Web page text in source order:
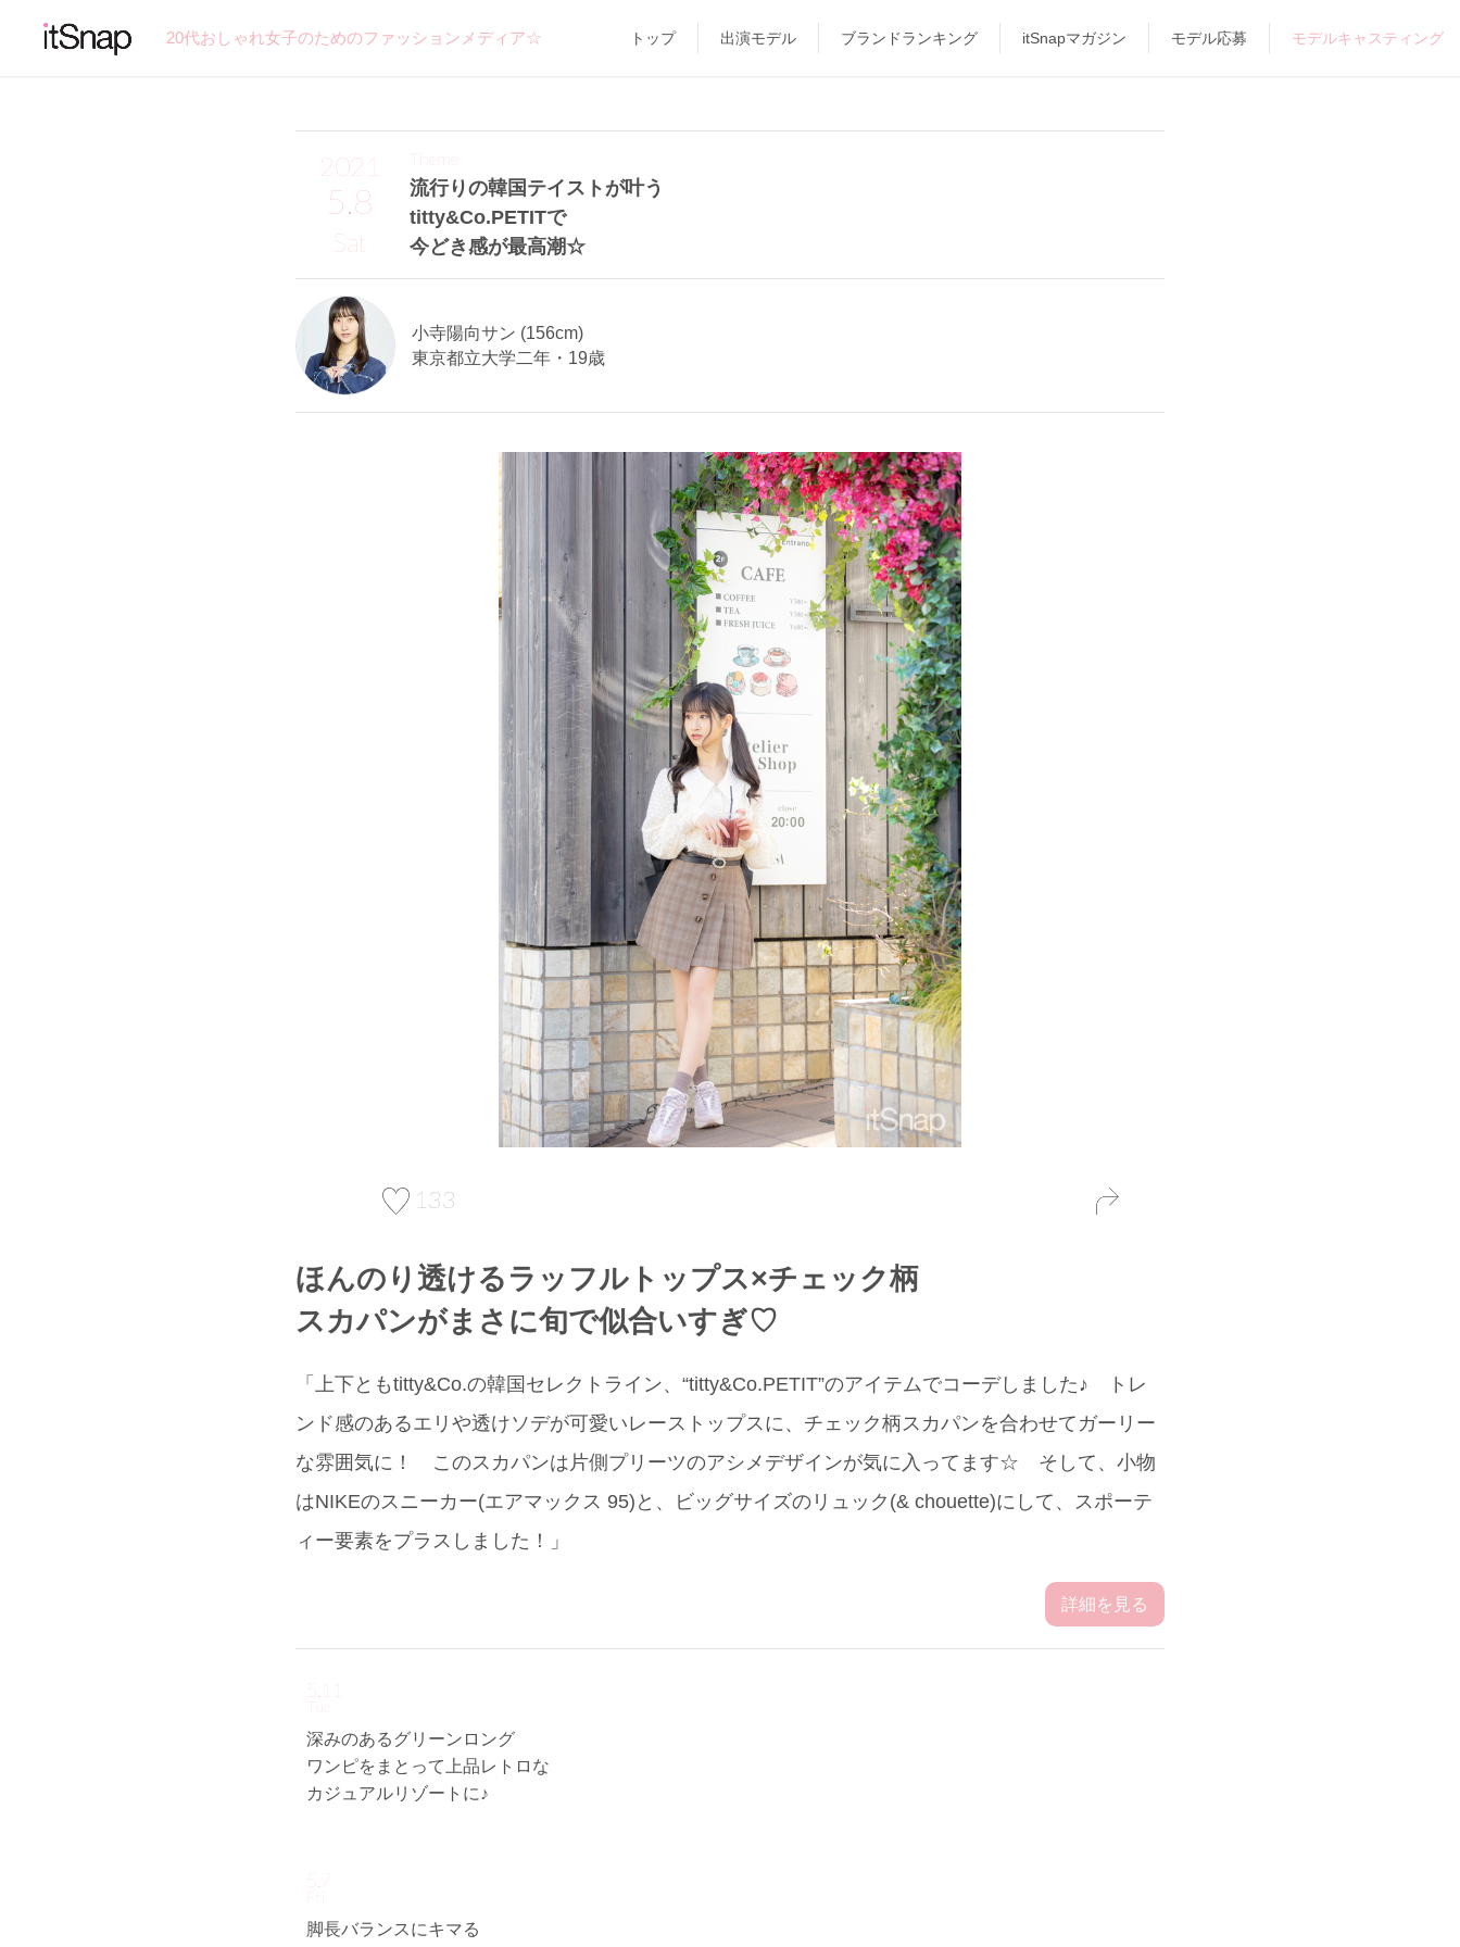
20代おしゃれ女子のためのファッションメディア☆ トップ 出演モデル ブランドランキング itSnapマガジン モデル応募 モデルキャスティング
2021
5.8
Sat
流行りの韓国テイストが叶う
titty&Co.PETITで
今どき感が最高潮☆
Theme
小寺陽向サン (156cm)
東京都立大学二年・19歳
133
ほんのり透けるラッフルトップス×チェック柄
スカパンがまさに旬で似合いすぎ♡
「上下ともtitty&Co.の韓国セレクトライン、“titty&Co.PETIT”のアイテムでコーデしました♪ トレ
ンド感のあるエリや透けソデが可愛いレーストップスに、チェック柄スカパンを合わせてガーリー
な雰囲気に！ このスカパンは片側プリーツのアシメデザインが気に入ってます☆ そして、小物
はNIKEのスニーカー(エアマックス 95)と、ビッグサイズのリュック(& chouette)にして、スポーテ
ィー要素をプラスしました！」
詳細を見る
5.11
深みのあるグリーンロング
ワンピをまとって上品レトロな
カジュアルリゾートに♪
5.7
Fri
脚長バランスにキマる